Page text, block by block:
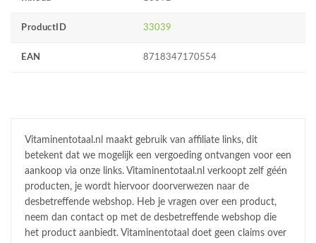
ProductID 33039
EAN 8718347170554
Vitaminentotaal.nl maakt gebruik van affiliate links, dit
betekent dat we mogelijk een vergoeding ontvangen voor een
aankoop via onze links. Vitaminentotaal.nl verkoopt zelf géén
producten, je wordt hiervoor doorverwezen naar de
desbetreffende webshop. Heb je vragen over een product,
neem dan contact op met de desbetreffende webshop die
het product aanbiedt. Vitaminentotaal doet geen claims over